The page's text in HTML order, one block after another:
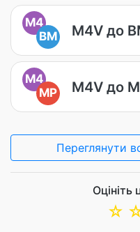
M4
BM
M4V до
M4
MP
M4V до
Переглянути
Оцініть
☆